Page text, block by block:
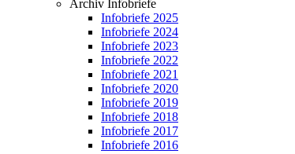
Archiv Infobriefe
Infobriefe 2025
Infobriefe 2024
Infobriefe 2023
Infobriefe 2022
Infobriefe 2021
Infobriefe 2020
Infobriefe 2019
Infobriefe 2018
Infobriefe 2017
Infobriefe 2016